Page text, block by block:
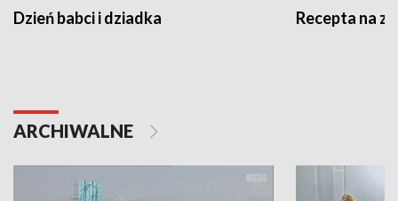
Dzień babci i dziadka Recepta na
ARCHIWALNE